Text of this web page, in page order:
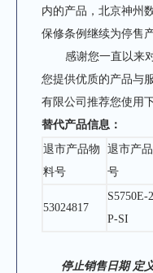
内的产品，北京神州
保修条例继续为停售
感谢您一直以来
您提供优质的产品与
有限公司推荐您使用
替代产品信息：
退市产品物
料号
退市产
号
53024817
S5750E-
P-SI
停止销售日期 定